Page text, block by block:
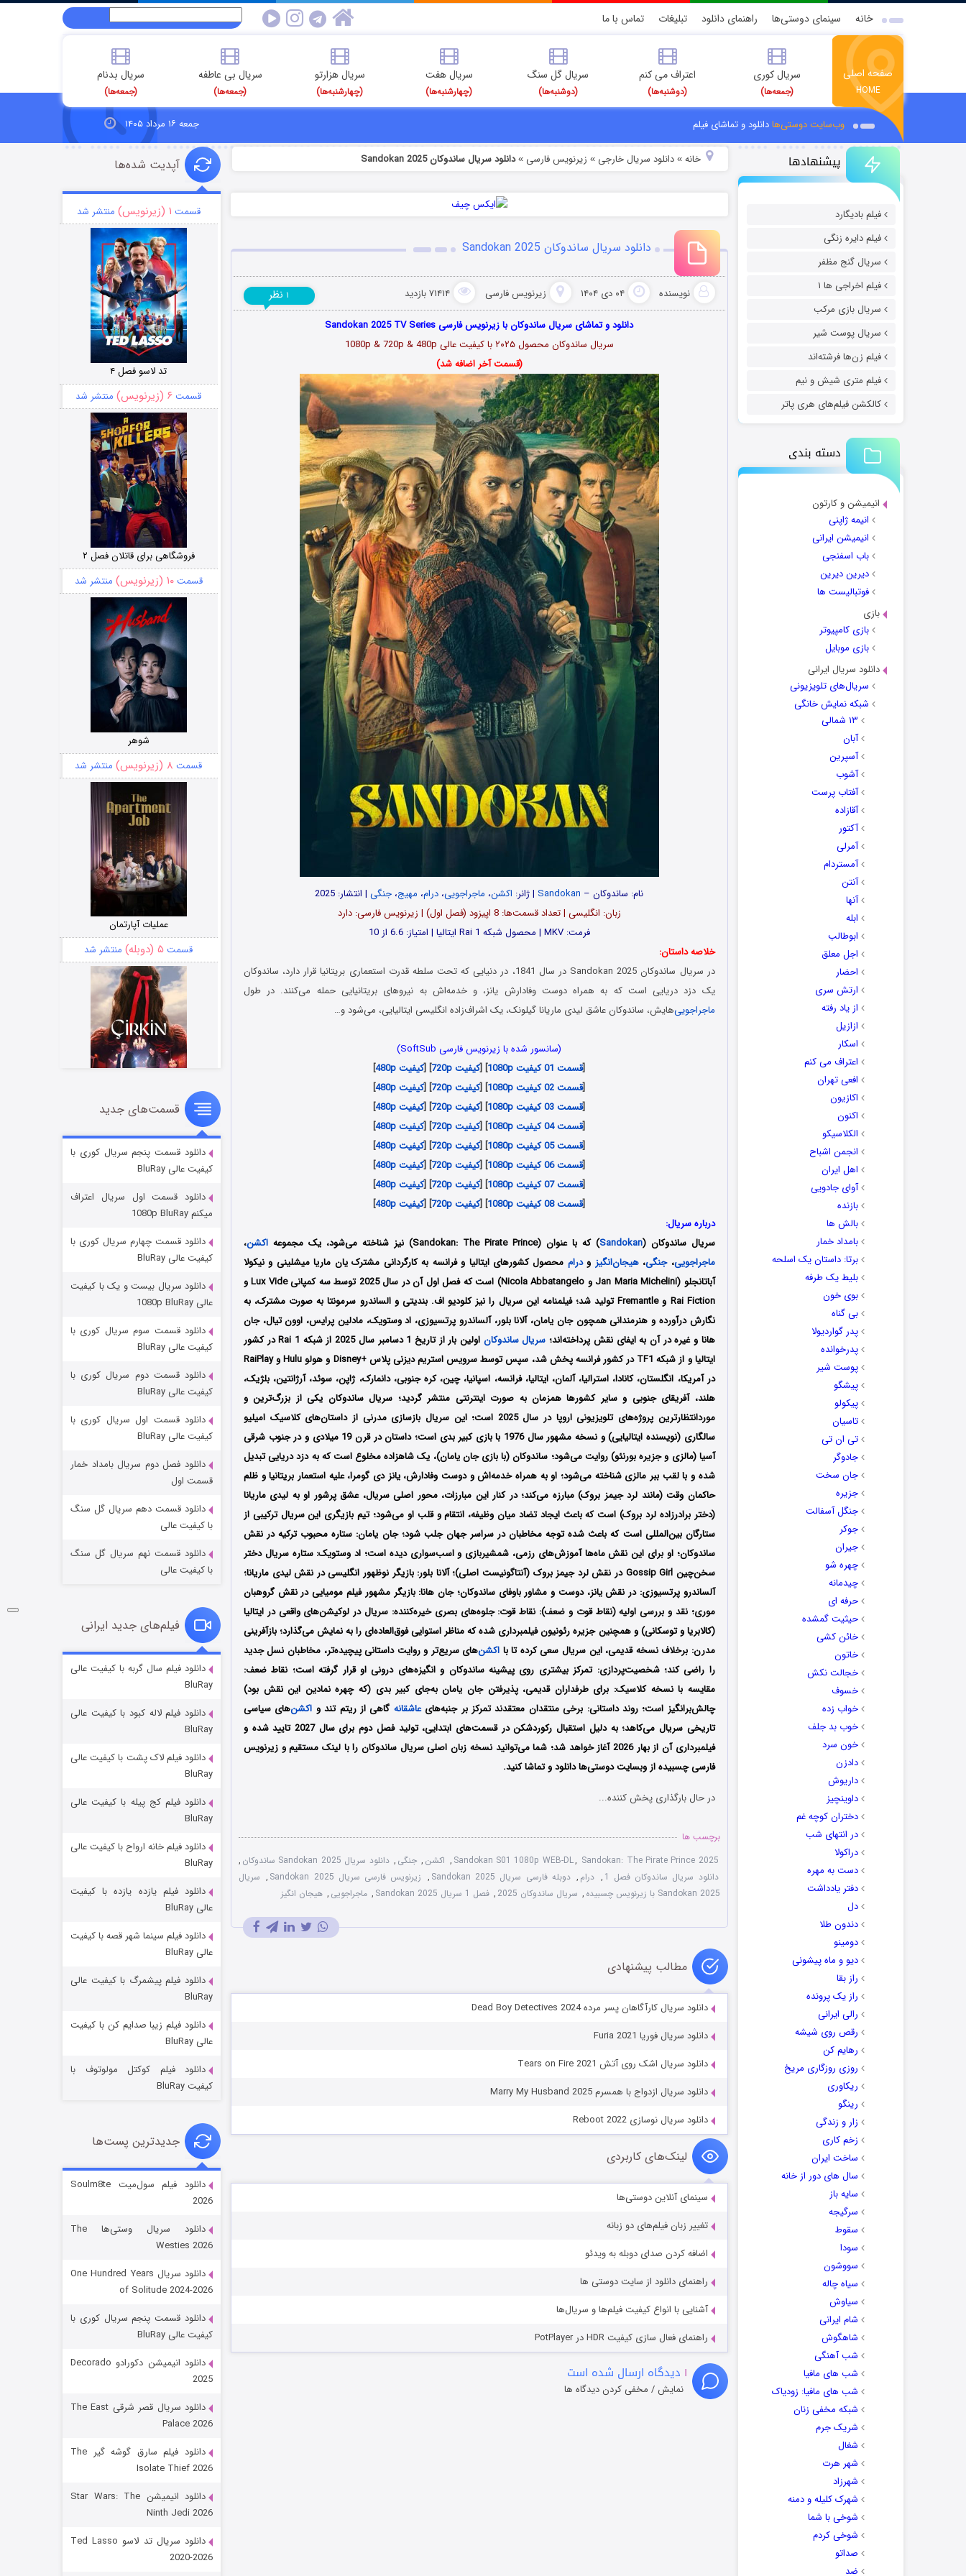
خانه سینمای دوستی‌ها راهنمای دانلود تبلیغات تماس با ما
صفحه اصلی
HOME
سریال کوری
(جمعه‌ها)
اعتراف می کنم
(دوشنبه‌ها)
سریال گل سنگ
(دوشنبه‌ها)
سریال هفت
(چهارشنبه‌ها)
سریال هزارتو
(چهارشنبه‌ها)
سریال بی عاطفه
(جمعه‌ها)
سریال بدنام
(جمعه‌ها)
وب‌سایت دوستی‌هادانلود و تماشای فیلم جمعه ۱۶ مرداد ۱۴۰۵
پیشنهادها
فیلم بادیگارد
فیلم دایره زنگی
سریال گنج مظفر
فیلم اخراجی ها ۱
سریال بازی مرکب
سریال پوست شیر
فیلم زن‌ها فرشته‌اند
فیلم متری شیش و نیم
کالکشن فیلم‌های هری پاتر
دسته بندی
انیمیشن و کارتون
انیمه ژاپنی
انیمیشن ایرانی
باب اسفنجی
دیرین دیرین
فوتبالیست ها
بازی
بازی کامپیوتر
بازی موبایل
دانلود سریال ایرانی
سریال‌های تلویزیونی
شبکه نمایش خانگی
۱۳ شمالی
آبان
آسپرین
آشوب
آفتاب پرست
آقازاده
آکتور
آمرلی
آمستردام
آنتن
آنها
ابله
ابوطالب
اجل معلق
احضار
ارتش سری
از یاد رفته
ازازیل
اسکار
اعتراف می کنم
افعی تهران
اکازیون
اکنون
الکلاسیکو
انجمن اشباح
اهل ایران
آوای جادویی
بازنده
بالش ها
بامداد خمار
برتا: داستان یک اسلحه
بلیط یک‌‌ طرفه
بوی خون
بی گناه
پدر گواردیولا
پدرخوانده
پوست شیر
پیشگو
پیکولو
تاسیان
تی ان تی
جادوگر
جان سخت
جزیره
جنگل آسفالت
جوکر
جیران
چهره شو
چیدمانه
حرفه ای
حیثیت گمشده
خائن کشی
خاتون
خجالت نکش
خسوف
خواب زده
خوب بد جلف
خون سرد
دادزن
داریوش
داوینچیز
دختران کوچه غم
در انتهای شب
دراکولا
دست به مهره
دفتر یادداشت
دل
دندون طلا
دومینو
دیو و ماه پیشونی
راز بقا
راز یک پرونده
رالی ایرانی
رقص روی شیشه
رهایم کن
روزی روزگاری مریخ
ریکاوری
رینگو
زار و زندگی
زخم کاری
ساخت ایران
سال های دور از خانه
سایه باز
سرگیجه
سقوط
سودا
سووشون
سیاه چاله
سیاوش
شام ایرانی
شاهگوش
شب آهنگی
شب های مافیا
شب های مافیا: زودیاک
شبکه مخفی زنان
شریک جرم
شغال
شهر هرت
شهرزاد
شهرک کلیله و دمنه
شوخی با شما
شوخی کردم
صداتو
ضد
خانه» دانلود سریال خارجی » زیرنویس فارسی »دانلود سریال ساندوکان Sandokan 2025
دانلود سریال ساندوکان Sandokan 2025
نویسنده ۰۴ دی ۱۴۰۴ زیرنویس فارسی ۷۱۴۱۴ بازدید ۱ نظر
دانلود و تماشای سریال ساندوکان با زیرنویس فارسی Sandokan 2025 TV Series
سریال ساندوکان محصول ۲۰۲۵ با کیفیت عالی 1080p & 720p & 480p
(قسمت آخر اضافه شد)
نام: ساندوکان – Sandokan| ژانر: اکشن، ماجراجویی، درام، مهیج، جنگی| انتشار: 2025
زبان: انگلیسی | تعداد قسمت‌‌‌‌ها: 8 اپیزود (فصل اول) | زیرنویس فارسی: دارد
فرمت: MKV | محصول شبکه Rai 1 ایتالیا | امتیاز: 6.6 از 10
خلاصه داستان:
در سریال ساندوکان Sandokan 2025 در سال 1841، در دنیایی که تحت سلطه قدرت استعماری بریتانیا قرار دارد، ساندوکان
یک دزد دریایی است که به همراه دوست وفادارش یانز، و خدمه‌اش به نیروهای بریتانیایی حمله می‌کنند. در طول
ماجراجویی‌هایش، ساندوکان عاشق لیدی ماریانا گیلونک، یک اشراف‌زاده انگلیسی ایتالیایی، می‌شود و…
(سانسور شده با زیرنویس فارسی SoftSub)
[قسمت 01 کیفیت 1080p ] [کیفیت 720p ] [کیفیت 480p
]
[قسمت 02 کیفیت 1080p ] [کیفیت 720p ] [کیفیت 480p
]
[قسمت 03 کیفیت 1080p ] [کیفیت 720p ] [کیفیت 480p
]
[قسمت 04 کیفیت 1080p ] [کیفیت 720p ] [کیفیت 480p
]
[قسمت 05 کیفیت 1080p ] [کیفیت 720p ] [کیفیت 480p
]
[قسمت 06 کیفیت 1080p ] [کیفیت 720p ] [کیفیت 480p
]
[قسمت 07 کیفیت 1080p ] [کیفیت 720p ] [کیفیت 480p
]
[قسمت 08 کیفیت 1080p ] [کیفیت 720p ] [کیفیت 480p
]
درباره سریال:
سریال ساندوکان (Sandokan) که با عنوان (Sandokan: The Pirate Prince) نیز شناخته می‌شود، یک مجموعه اکشن،
ماجراجویی،جنگی،هیجان‌انگیز ودرام محصول کشورهای ایتالیا و فرانسه به کارگردانی مشترک یان ماریا میشلینی و نیکولا
آباتانجلو (Jan Maria Michelini و Nicola Abbatangelo) است که فصل اول آن در سال 2025 توسط سه کمپانی Lux Vide و
Rai Fiction و Fremantle تولید شد؛ فیلمنامه این سریال را نیز کلودیو اف. بندیتی و الساندرو سرمونتا به صورت مشترک، به
نگارش درآورده و هنرمندانی همچون جان یامان، آلانا بلور، آلساندرو پرتسیوزی، اد وستویک، مادلین پرایس، اوون تیال، جان
هانا و غیره در آن به ایفای نقش پرداخته‌اند؛ سریال ساندوکان
اولین بار از تاریخ 1 دسامبر سال 2025 از شبکه Rai 1 در کشور
ایتالیا و از شبکه TF1 در کشور فرانسه پخش شد، سپس توسط سرویس استریم دیزنی پلاس +Disney و هولو Hulu و RaiPlay
در آمریکا، انگلستان، کانادا، استرالیا، آلمان، ایتالیا، فرانسه، اسپانیا، چین، کره جنوبی، دانمارک، ژاپن، سوئد، آرژانتین، بلژیک،
هلند، آفریقای جنوبی و سایر کشورها همزمان به صورت اینترنتی منتشر گردید؛ سریال ساندوکان یکی از بزرگ‌ترین و
موردانتظارترین پروژه‌های تلویزیونی اروپا در سال 2025 است؛ این سریال بازسازی مدرنی از داستان‌های کلاسیک امیلیو
سالگاری (نویسنده ایتالیایی) و نسخه مشهور سال 1976 با بازی کبیر بدی است؛ داستان در قرن 19 میلادی و در جنوب شرقی
آسیا (مالزی و جزیره بورنئو) روایت می‌شود؛ ساندوکان (با بازی جان یامان)، یک شاهزاده مخلوع است که به دزد دریایی تبدیل
شده و با لقب ببر مالزی شناخته می‌شود؛ او به همراه خدمه‌اش و دوست وفادارش، یانز دی گومرا، علیه استعمار بریتانیا و ظلم
حاکمان وقت (مانند لرد جیمز بروک) مبارزه می‌کند؛ در کنار این مبارزات، محور اصلی سریال، عشق پرشور او به لیدی ماریانا
(دختر برادرزاده لرد بروک) است که باعث ایجاد تضاد میان وظیفه، انتقام و قلب او می‌شود؛ تیم بازیگری این سریال ترکیبی از
ستارگان بین‌المللی است که باعث شده توجه مخاطبان در سراسر جهان جلب شود؛ جان یامان: ستاره محبوب ترکیه در نقش
ساندوکان؛ او برای این نقش ماه‌ها آموزش‌های رزمی، شمشیربازی و اسب‌سواری دیده است؛ اد وستویک: ستاره سریال دختر
سخن‌چین Gossip Girl در نقش لرد جیمز بروک (آنتاگونیست اصلی)؛ آلانا بلور: بازیگر نوظهور انگلیسی در نقش لیدی ماریانا؛
آلساندرو پرتسیوزی: در نقش یانز، دوست و مشاور باوفای ساندوکان؛ جان هانا: بازیگر مشهور فیلم مومیایی در نقش گروهبان
موری؛ نقد و بررسی اولیه (نقاط قوت و ضعف): نقاط قوت: جلوه‌های بصری خیره‌کننده: سریال در لوکیشن‌های واقعی در ایتالیا
(کالابریا و توسکانی) و همچنین جزیره رئونیون فیلمبرداری شده که مناظر استوایی فوق‌العاده‌ای را به نمایش می‌گذارد؛ بازآفرینی
مدرن: برخلاف نسخه قدیمی، این سریال سعی کرده تا با اکشن‌های سریع‌تر و روایت داستانی پیچیده‌تر، مخاطبان نسل جدید
را راضی کند؛ شخصیت‌پردازی: تمرکز بیشتری روی پیشینه ساندوکان و انگیزه‌های درونی او قرار گرفته است؛ نقاط ضعف:
مقایسه با نسخه کلاسیک: برای طرفداران قدیمی، پذیرفتن جان یامان به‌جای کبیر بدی (که چهره نمادین این نقش بود)
چالش‌برانگیز است؛ روند داستانی: برخی منتقدان معتقدند تمرکز بر جنبه‌هایعاشقانه گاهی از ریتم تند و اکشن‌های سیاسی
تاریخی سریال می‌کاهد؛ به دلیل استقبال رکوردشکن در قسمت‌های ابتدایی، تولید فصل دوم برای سال 2027 تایید شده و
فیلمبرداری آن از بهار 2026 آغاز خواهد شد؛ شما می‌توانید نسخه زبان اصلی سریال ساندوکان را با لینک مستقیم و زیرنویس
فارسی چسبیده از وبسایت دوستی‌ها دانلود و تماشا کنید.
در حال بارگذاری پخش کننده...
برچسب ها
Sandokan S01 1080p WEB-DL, Sandokan: The Pirate Prince 2025
, اکشن , جنگی , دانلود سریال Sandokan 2025 ساندوکان
,
دانلود سریال ساندوکان فصل 1
, درام , دوبله فارسی سریال Sandokan 2025 , زیرنویس فارسی سریال Sandokan 2025 , سریال
Sandokan 2025 با زیرنویس چسبیده
, سریال ساندوکان 2025 , فصل 1 سریال Sandokan 2025 , ماجراجویی , هیجان انگیز
مطالب پیشنهادی
دانلود سریال کارآگاهان پسر مرده Dead Boy Detectives 2024
دانلود سریال فوریا Furia 2021
دانلود سریال اشک روی آتش Tears on Fire 2021
دانلود سریال ازدواج با همسرم Marry My Husband 2025
دانلود سریال نوسازی Reboot 2022
لینک‌های کاربردی
سینمای آنلاین دوستی‌ها
تغییر زبان فیلم‌های دو زبانه
اضافه کردن صدای دوبله به ویدئو
راهنمای دانلود از سایت دوستی ها
آشنایی با انواع کیفیت فیلم‌ها و سریال‌ها
راهنمای فعال سازی کیفیت HDR در PotPlayer
۱ دیدگاه ارسال شده است
نمایش / مخفی کردن دیدگاه ها
آپدیت شده‌ها
قسمت ۱ (زیرنویس) منتشر شد
تد لاسو فصل ۴
قسمت ۶ (زیرنویس) منتشر شد
فروشگاهی برای قاتلان فصل ۲
قسمت۱۰ (زیرنویس) منتشر شد
شوهر
قسمت ۸ (زیرنویس) منتشر شد
عملیات آپارتمان
قسمت ۵ (دوبله) منتشر شد
سریال زشت
قسمت۲ (زیرنویس) منتشر شد
مردگان متحرک: شهر مرده ۳
شکست استوارت در نجات جهان
قسمت ۷ (زیرنویس) منتشر شد
شوگر فصل ۲
قسمت
خاندان اژدها فصل ۳
جادوگری در مغولستان
قسمت۶ (زیرنویس)
رویایی برای تو
قسمت۱۵ (دوبله)
قسمت‌های جدید
دانلود قسمت پنجم سریال کوری با
کیفیت عالی BluRay
دانلود قسمت اول سریال اعتراف
میکنم 1080p BluRay
دانلود قسمت چهارم سریال کوری با
کیفیت عالی BluRay
دانلود سریال بیست و یک با کیفیت
عالی 1080p BluRay
دانلود قسمت سوم سریال کوری با
کیفیت عالی BluRay
دانلود قسمت دوم سریال کوری با
کیفیت عالی BluRay
دانلود قسمت اول سریال کوری با
کیفیت عالی BluRay
دانلود فصل دوم سریال بامداد خمار
قسمت اول
دانلود قسمت دهم سریال گل سنگ
با کیفیت عالی
دانلود قسمت نهم سریال گل سنگ
با کیفیت عالی
فیلم‌های جدید ایرانی
دانلود فیلم سال گربه با کیفیت عالی
BluRay
دانلود فیلم لاله کبود با کیفیت عالی
BluRay
دانلود فیلم لاک پشت با کیفیت عالی
BluRay
دانلود فیلم کج‌ پیله با کیفیت عالی
BluRay
دانلود فیلم خانه ارواح با کیفیت عالی
BluRay
دانلود فیلم یازده یازده با کیفیت
عالی BluRay
دانلود فیلم سینما شهر قصه با کیفیت
عالی BluRay
دانلود فیلم پیشمرگ با کیفیت عالی
BluRay
دانلود فیلم زیبا صدایم کن با کیفیت
عالی BluRay
دانلود فیلم کوکتل مولوتوف با
کیفیت BluRay
جدیدترین پست‌ها
دانلود فیلم سول‌میت Soulm8te
2026
دانلود سریال وستی‌ها The
Westies 2026
دانلود سریال One Hundred Years
of Solitude 2024-2026
دانلود قسمت پنجم سریال کوری با
کیفیت عالی BluRay
دانلود انیمیشن دکورادو Decorado
2025
دانلود سریال قصر شرقی The East
Palace 2026
دانلود فیلم سارق گوشه گیر The
Isolate Thief 2026
دانلود انیمیشن Star Wars: The
Ninth Jedi 2026
دانلود سریال تد لاسو Ted Lasso
2020-2026